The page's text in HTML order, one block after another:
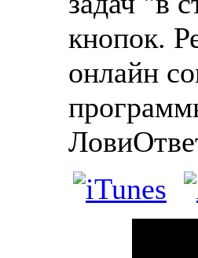
кнопок.
онлайн